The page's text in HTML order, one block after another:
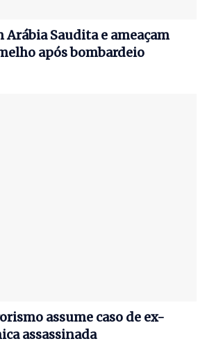
Saudita e ameaçam
após bombardeio
assume caso de ex-
assassinada